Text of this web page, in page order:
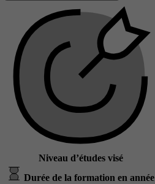
Niveau d’études visé
Durée de la formation en année